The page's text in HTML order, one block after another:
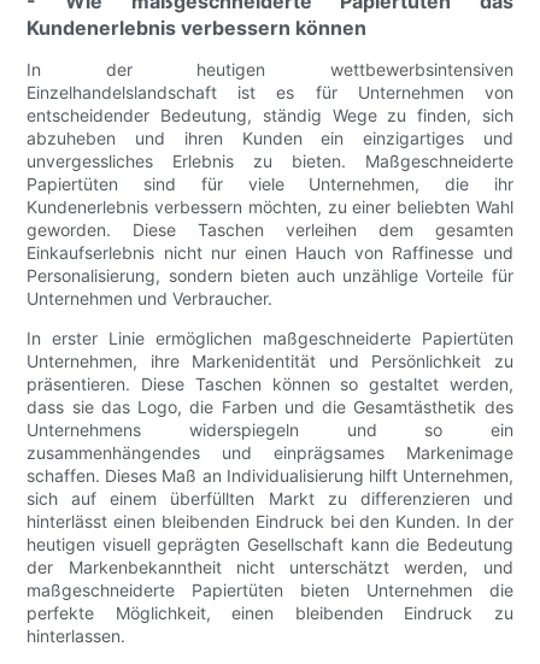
Kundenerlebnis verbessern können
In der heutigen wettbewerbsintensiven
Einzelhandelslandschaft ist es für Unternehmen von
entscheidender Bedeutung, ständig Wege zu finden, sich
abzuheben und ihren Kunden ein einzigartiges und
unvergessliches Erlebnis zu bieten. Maßgeschneiderte
Papiertüten sind für viele Unternehmen, die ihr
Kundenerlebnis verbessern möchten, zu einer beliebten Wahl
geworden. Diese Taschen verleihen dem gesamten
Einkaufserlebnis nicht nur einen Hauch von Raffinesse und
Personalisierung, sondern bieten auch unzählige Vorteile für
Unternehmen und Verbraucher.
In erster Linie ermöglichen maßgeschneiderte Papiertüten
Unternehmen, ihre Markenidentität und Persönlichkeit zu
präsentieren. Diese Taschen können so gestaltet werden,
dass sie das Logo, die Farben und die Gesamtästhetik des
Unternehmens widerspiegeln und so ein
zusammenhängendes und einprägsames Markenimage
schaffen. Dieses Maß an Individualisierung hilft Unternehmen,
sich auf einem überfüllten Markt zu differenzieren und
hinterlässt einen bleibenden Eindruck bei den Kunden. In der
heutigen visuell geprägten Gesellschaft kann die Bedeutung
der Markenbekanntheit nicht unterschätzt werden, und
maßgeschneiderte Papiertüten bieten Unternehmen die
perfekte Möglichkeit, einen bleibenden Eindruck zu
hinterlassen.